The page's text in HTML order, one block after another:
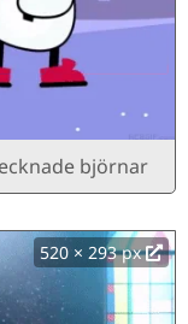
björnar
520 × 293 px